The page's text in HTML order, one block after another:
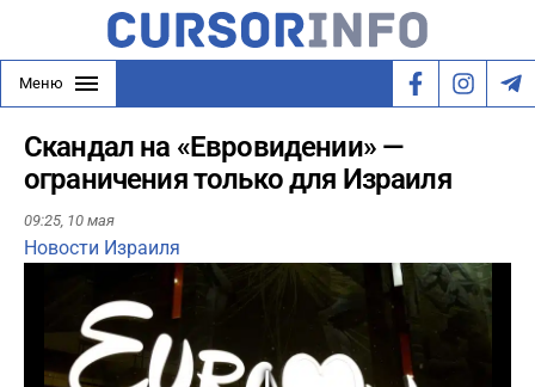
Меню
Скандал на «Евровидении» —
ограничения только для Израиля
09:25, 10 мая
Новости Израиля